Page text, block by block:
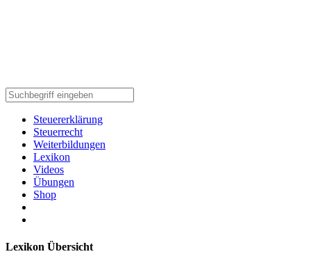
Steuererklärung
Steuerrecht
Weiterbildungen
Lexikon
Videos
Übungen
Shop
Lexikon Übersicht